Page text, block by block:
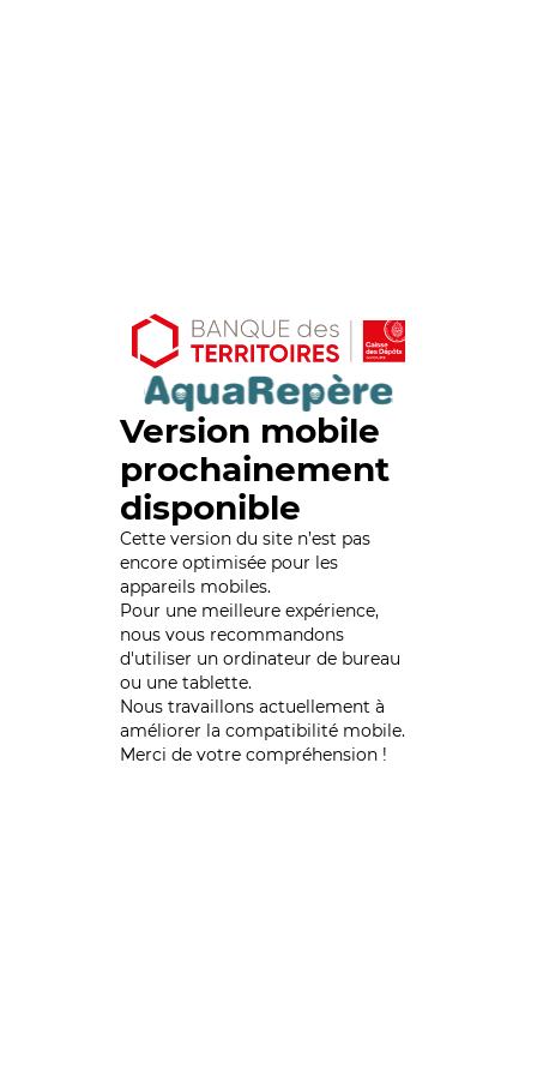
Version mobile
prochainement
disponible
Cette version du site n’est pas
encore optimisée pour les
appareils mobiles.
Pour une meilleure expérience,
nous vous recommandons
d'utiliser un ordinateur de bureau
ou une tablette.
Nous travaillons actuellement à
améliorer la compatibilité mobile.
Merci de votre compréhension !